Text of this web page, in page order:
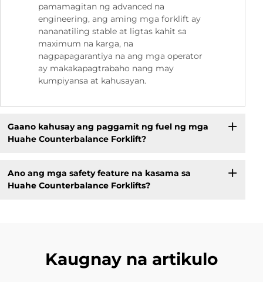
pamamagitan ng advanced na
engineering, ang aming mga forklift ay
nananatiling stable at ligtas kahit sa
maximum na karga, na
nagpapagarantiya na ang mga operator
ay makakapagtrabaho nang may
kumpiyansa at kahusayan.
Gaano kahusay ang paggamit ng fuel ng mga
Huahe Counterbalance Forklift?
Ano ang mga safety feature na kasama sa
Huahe Counterbalance Forklifts?
Kaugnay na artikulo